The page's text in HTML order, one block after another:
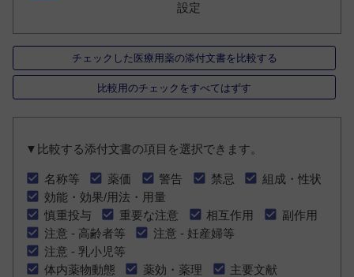
設定
チェックした医療用薬の添付文書を比較する
比較用のチェックをすべてはずす
▼比較する添付文書の項目を選択できます。
名称等 薬価 警告 禁忌
組成・性状
効能・効果/用法・用量
慎重投与
重要な注意 相互作用
副作用
注意 - 高齢者等
注意 - 妊産婦等
注意 - 乳小児等
体内薬物動態
薬効・薬理 主要文献